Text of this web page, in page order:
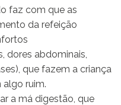
faz com que as
da refeição
dores abdominais,
que fazem a criança
ruim.
a má digestão, que